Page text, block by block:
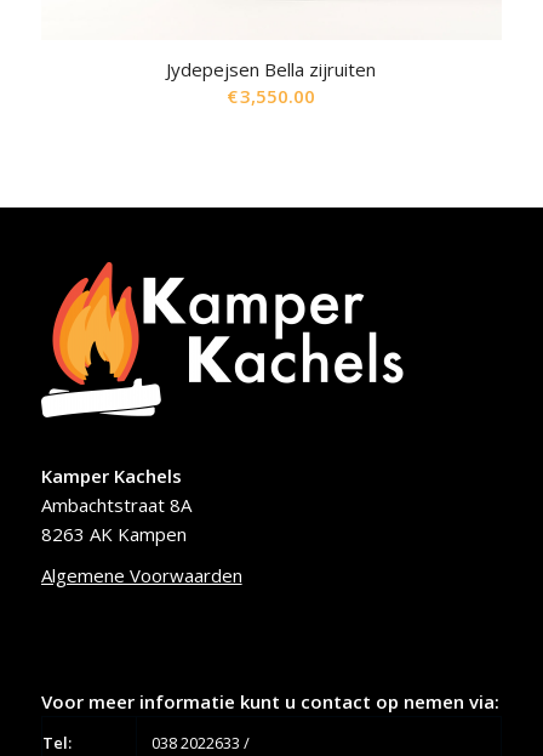
Jydepejsen Bella zijruiten
€3,550.00
Kamper Kachels
Ambachtstraat 8A
8263 AK Kampen
Algemene Voorwaarden
Voor meer informatie kunt u contact op nemen via:
Tel: 038 2022633 /